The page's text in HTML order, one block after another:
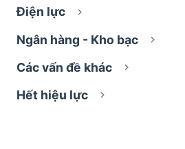
Điện lực
Ngân hàng - Kho bạc
Các vấn đề khác
Hết hiệu lực